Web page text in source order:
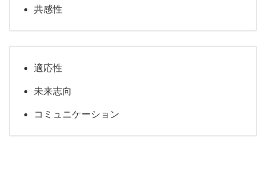
共感性
適応性
未来志向
コミュニケーション